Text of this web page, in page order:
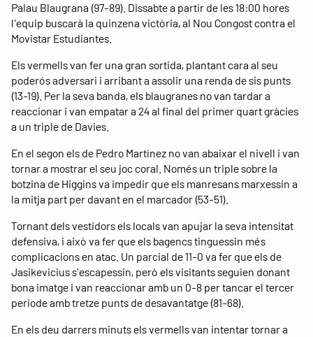
Palau Blaugrana (97-89). Dissabte a partir de les 18:00 hores
l'equip buscarà la quinzena victòria, al Nou Congost contra el
Movistar Estudiantes.
Els vermells van fer una gran sortida, plantant cara al seu
poderós adversari i arribant a assolir una renda de sis punts
(13-19). Per la seva banda, els blaugranes no van tardar a
reaccionar i van empatar a 24 al final del primer quart gràcies
a un triple de Davies.
En el segon els de Pedro Martínez no van abaixar el nivell i van
tornar a mostrar el seu joc coral. Només un triple sobre la
botzina de Higgins va impedir que els manresans marxessin a
la mitja part per davant en el marcador (53-51).
Tornant dels vestidors els locals van apujar la seva intensitat
defensiva, i això va fer que els bagencs tinguessin més
complicacions en atac. Un parcial de 11-0 va fer que els de
Jasikevicius s'escapessin, però els visitants seguien donant
bona imatge i van reaccionar amb un 0-8 per tancar el tercer
període amb tretze punts de desavantatge (81-68).
En els deu darrers minuts els vermells van intentar tornar a